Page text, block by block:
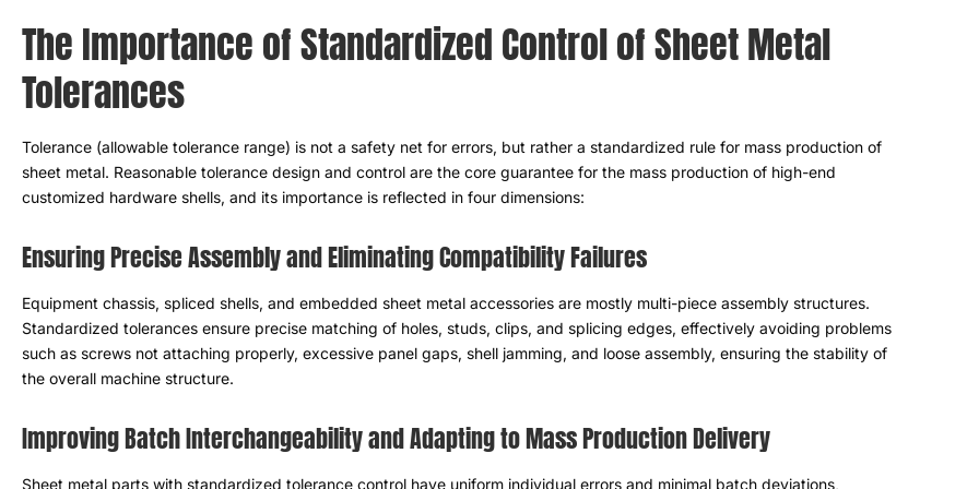
A importância do controle padronizado das tolerâncias das
chapas metálicas
Tolerância( faixa de tolerância permitida)não é uma rede de segurança para erros,mas sim uma regra padronizada para a
produção em massa de chapas metálicas. O projeto e o controle de tolerância razoável são a principal garantia para a
produção em massa de invólucros de hardware personalizados de alta qualidade,e sua importância se reflete em quatro
dimensões:
Garantindo uma montagem precisa e eliminando falhas de compatibilidade
Chassi do equipamento,conchas emendadas,e acessórios de chapa metálica embutidos são, em sua maioria, estruturas
de montagem de várias peças.Tolerâncias padronizadas garantem correspondência precisa de furos,pregos
emendando bordas,evitando efetivamente problemas como parafusos não fixados corretamente,lacunas excessivas no